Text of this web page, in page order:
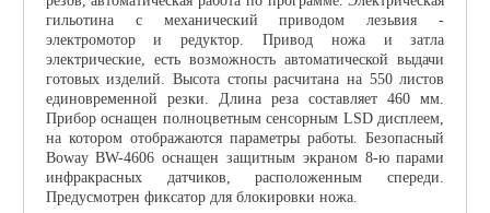
гильотина с механический приводом лезьвия -
электромотор и редуктор. Привод ножа и затла
электрические, есть возможность автоматической выдачи
готовых изделий. Высота стопы расчитана на 550 листов
единовременной резки. Длина реза составляет 460 мм.
Прибор оснащен полноцветным сенсорным LSD дисплеем,
на котором отображаются параметры работы. Безопасный
Boway BW-4606 оснащен защитным экраном 8-ю парами
инфракрасных датчиков, расположенным спереди.
Предусмотрен фиксатор для блокировки ножа.